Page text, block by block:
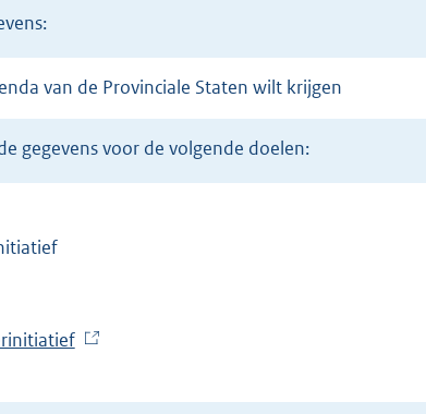
van de Provinciale Staten wilt krijgen
gegevens voor de volgende doelen:
(
x